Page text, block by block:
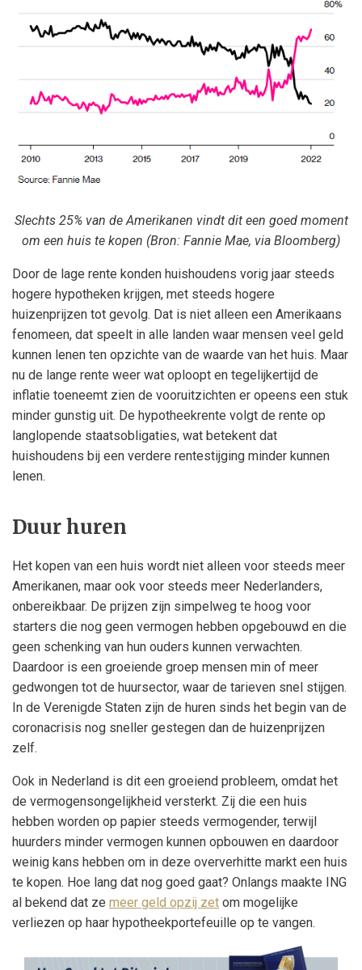
Slechts 25% van de Amerikanen vindt dit een goed moment
om een huis te kopen (Bron: Fannie Mae, via Bloomberg)
Door de lage rente konden huishoudens vorig jaar steeds
hogere hypotheken krijgen, met steeds hogere
huizenprijzen tot gevolg. Dat is niet alleen een Amerikaans
fenomeen, dat speelt in alle landen waar mensen veel geld
kunnen lenen ten opzichte van de waarde van het huis. Maar
nu de lange rente weer wat oploopt en tegelijkertijd de
inflatie toeneemt zien de vooruitzichten er opeens een stuk
minder gunstig uit. De hypotheekrente volgt de rente op
langlopende staatsobligaties, wat betekent dat
huishoudens bij een verdere rentestijging minder kunnen
lenen.
Duur huren
Het kopen van een huis wordt niet alleen voor steeds meer
Amerikanen, maar ook voor steeds meer Nederlanders,
onbereikbaar. De prijzen zijn simpelweg te hoog voor
starters die nog geen vermogen hebben opgebouwd en die
geen schenking van hun ouders kunnen verwachten.
Daardoor is een groeiende groep mensen min of meer
gedwongen tot de huursector, waar de tarieven snel stijgen.
In de Verenigde Staten zijn de huren sinds het begin van de
coronacrisis nog sneller gestegen dan de huizenprijzen
zelf.
Ook in Nederland is dit een groeiend probleem, omdat het
de vermogensongelijkheid versterkt. Zij die een huis
hebben worden op papier steeds vermogender, terwijl
huurders minder vermogen kunnen opbouwen en daardoor
weinig kans hebben om in deze oververhitte markt een huis
te kopen. Hoe lang dat nog goed gaat? Onlangs maakte ING
al bekend dat ze meer geld opzij zet om mogelijke
verliezen op haar hypotheekportefeuille op te vangen.